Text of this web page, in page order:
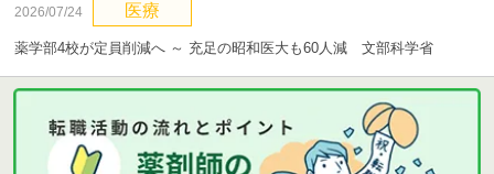
2026/07/24 医療
薬学部4校が定員削減へ ～ 充足の昭和医大も60人減 文部科学省